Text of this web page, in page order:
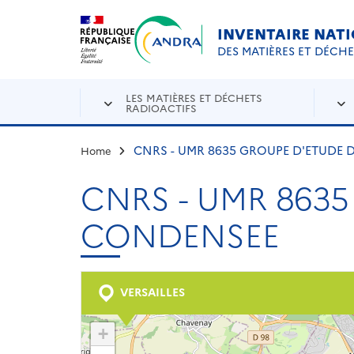
Aller au contenu principal
INVENTAIRE
DES MATIÈRES ET
LES MATIÈRES ET DÉCHETS
RADIOACTIFS
Home CNRS - UMR 8635 GROUPE D'ETUDE
CNRS - UMR
CONDENSEE
VERSAILLES
+